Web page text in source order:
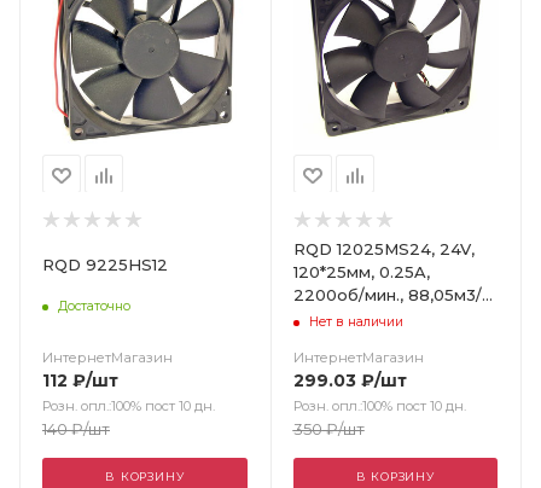
RQD 9225HS12
Достаточно
ИнтернетМагазин
112 ₽/шт
Розн. опл.:100% пост 10 дн.
140₽/шт
В КОРЗИНУ
RQD 12025MS24, 24V,
120*25мм, 0.25A,
2200об/мин., 88,05м3/
час, 35.1дБ, подшипник
Нет в наличии
ИнтернетМагазин
299.03₽/шт
Розн. опл.:100% пост 10 дн.
350₽/шт
В КОРЗИНУ